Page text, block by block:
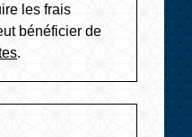
les frais
bénéficier de
.